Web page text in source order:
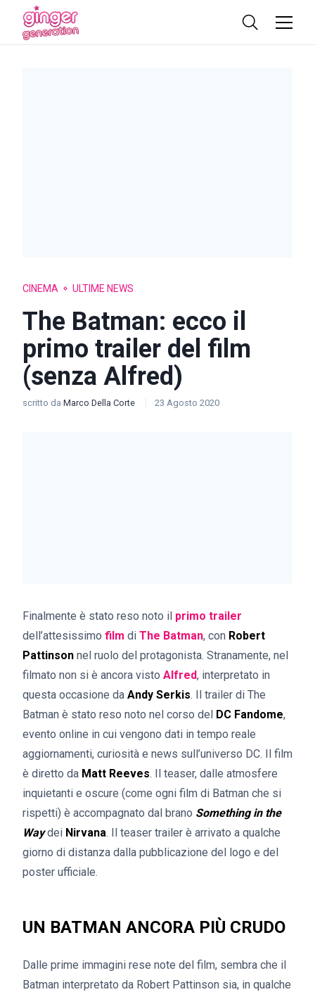
CINEMA ULTIME NEWS
The Batman: ecco il
primo trailer del film
(senza Alfred)
scritto da Marco Della Corte 23 Agosto 2020
Finalmente è stato reso noto il primo trailer
dell’attesissimo film di The Batman, con Robert
Pattinson nel ruolo del protagonista. Stranamente, nel
filmato non si è ancora visto Alfred, interpretato in
questa occasione da Andy Serkis. Il trailer di The
Batman è stato reso noto nel corso del DC Fandome,
evento online in cui vengono dati in tempo reale
aggiornamenti, curiosità e news sull’universo DC. Il film
è diretto da Matt Reeves. Il teaser, dalle atmosfere
inquietanti e oscure (come ogni film di Batman che si
rispetti) è accompagnato dal brano Something in the
Waydei Nirvana. Il teaser trailer è arrivato a qualche
giorno di distanza dalla pubblicazione del logo e del
poster ufficiale.
UN BATMAN ANCORA PIÙ CRUDO
Dalle prime immagini rese note del film, sembra che il
Batman interpretato da Robert Pattinson sia, in qualche